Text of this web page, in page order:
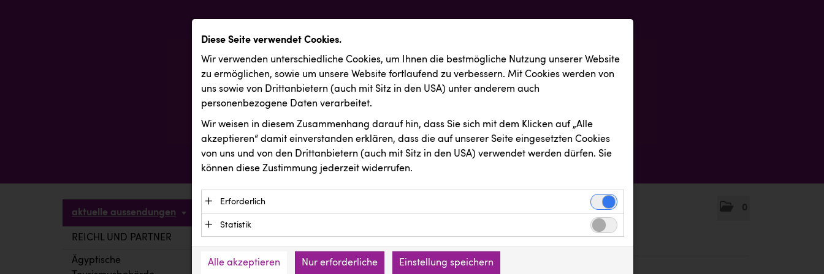
0
aktuelle aussendungen
REICHL UND PARTNER
Ägyptische
Diese Seite verwendet Cookies.
Wir verwenden unterschiedliche Cookies, um Ihnen die best­mögliche Nutzung unserer Website
zu ermöglichen, sowie um unsere Website fortlaufend zu verbessern. Mit Cookies werden von
uns sowie von Drittanbietern (auch mit Sitz in den USA) unter anderem auch
personenbezogene Daten verarbeitet.
Wir weisen in diesem Zusammenhang darauf hin, dass Sie sich mit dem Klicken auf „Alle
akzeptieren“ damit ein­ver­standen erklären, dass die auf unserer Seite eingesetzten Cookies
von uns und von den Drittanbietern (auch mit Sitz in den USA) verwendet werden dürfen. Sie
können diese Zustimmung jederzeit widerrufen.
Erforderlich
Essenzielle Cookies ermöglichen grundlegende Funktionen und sind für die einwandfreie
Funktion der Website erforderlich. Diese Cookies speichern keine personenbezogenen
Daten und werden an keine Dritten übermittelt.
Anbieter: Eigentümer der Website (Erstanbieter)
Statistik
verstehen, wie unsere Besucher unsere Website nutzen.
Alle akzeptieren Nur erforderliche Einstellung speichern